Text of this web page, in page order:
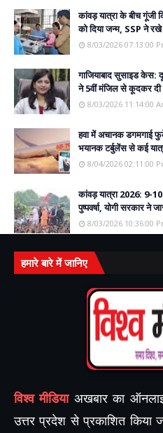
कांवड़ यात्रा के बीच गूंजी
को दिया जन्म, SSP ने
8/03/2026 07:13:00
गाजियाबाद सुसाइड केस:
ने 5वीं मंजिल से कूदकर दी
8/03/2026 11:14:00
हवा में अचानक डगमगाई
भयानक टर्बुलेंस से कई
8/04/2026 02:11:00
कांवड़ यात्रा 2026: 9-
पुष्पवर्षा, योगी सरकार ने
8/03/2026 10:36:00
हमारे बारे में जानिए
विश्व मीडियाअखबार का
उत्तर प्रदेश से प्रकाशित किया